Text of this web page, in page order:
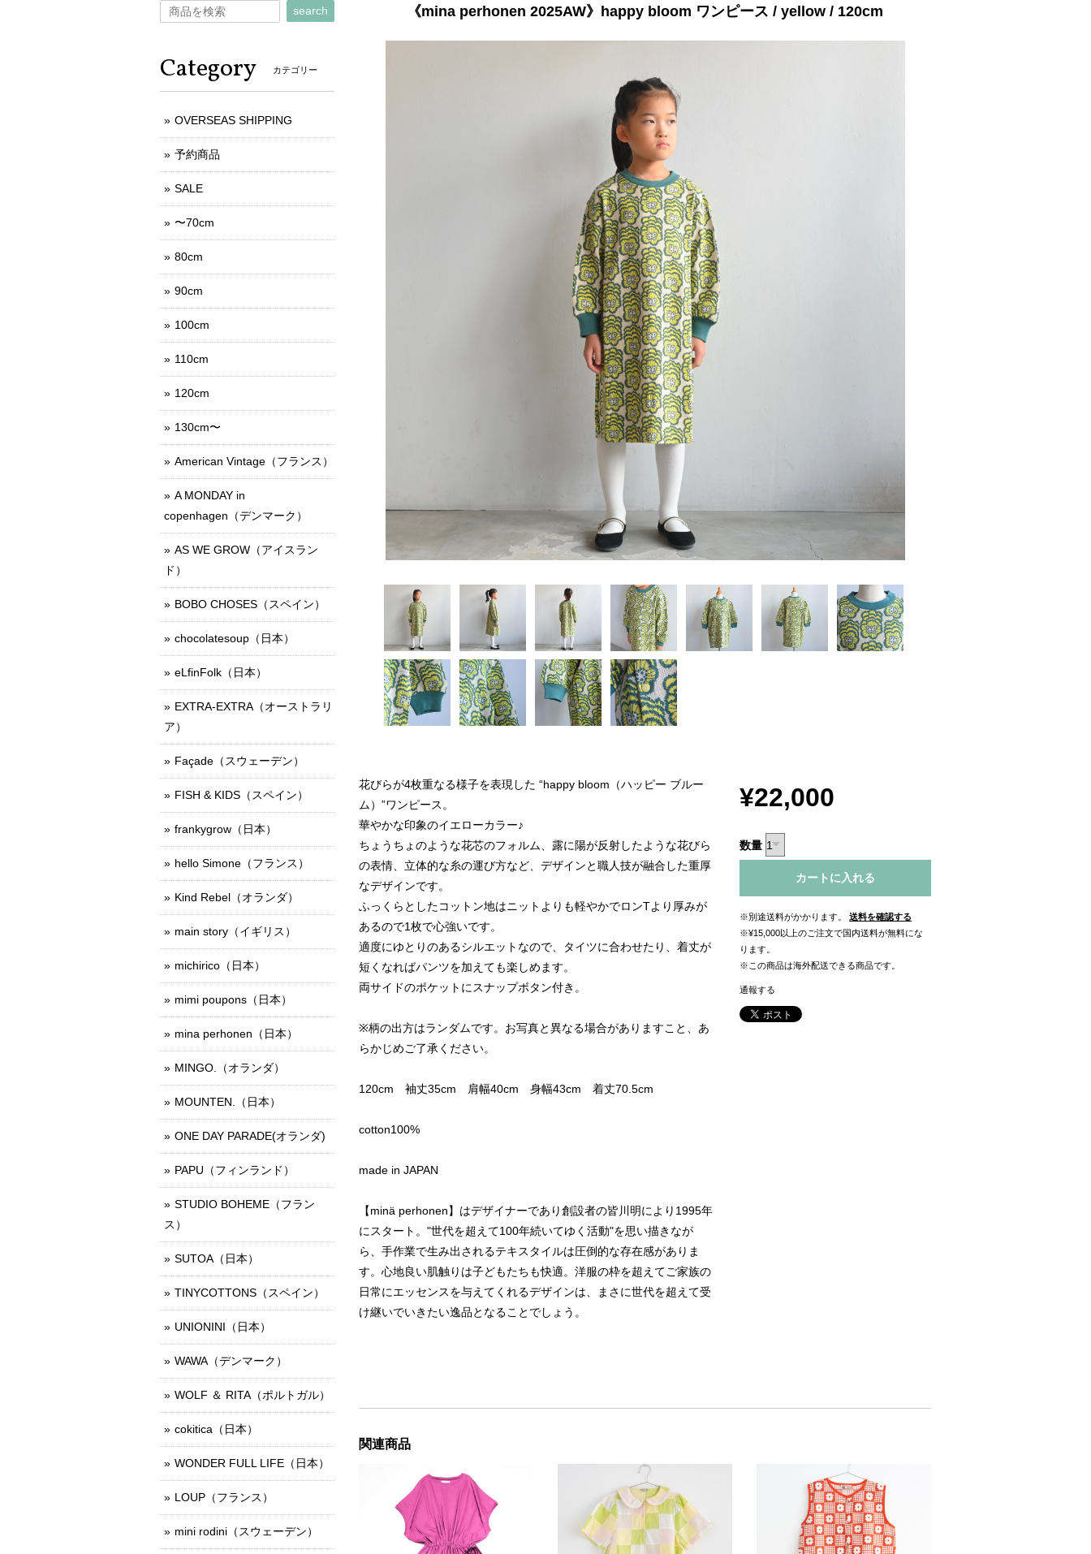
《mina perhonen 2025AW》happy bloom ワンピース / yellow / 120cm
花びらが4枚重なる様子を表現した “happy bloom（ハッピー ブルー
ム）”ワンピース。
華やかな印象のイエローカラー♪
ちょうちょのような花芯のフォルム、露に陽が反射したような花びら
の表情、立体的な糸の運び方など、デザインと職人技が融合した重厚
なデザインです。
ふっくらとしたコットン地はニットよりも軽やかでロンTより厚みが
あるので1枚で心強いです。
適度にゆとりのあるシルエットなので、タイツに合わせたり、着丈が
短くなればパンツを加えても楽しめます。
両サイドのポケットにスナップボタン付き。
※柄の出方はランダムです。お写真と異なる場合がありますこと、あ
らかじめご了承ください。
120cm 袖丈35cm 肩幅40cm 身幅43cm 着丈70.5cm
cotton100%
made in JAPAN
【minä perhonen】はデザイナーであり創設者の皆川明により1995年
にスタート。"世代を超えて100年続いてゆく活動"を思い描きなが
ら、手作業で生み出されるテキスタイルは圧倒的な存在感がありま
す。心地良い肌触りは子どもたちも快適。洋服の枠を超えてご家族の
日常にエッセンスを与えてくれるデザインは、まさに世代を超えて受
け継いでいきたい逸品となることでしょう。
¥22,000
数量
カートに入れる
※別途送料がかかります。
送料を確認する
※¥15,000以上のご注文で国内送料が無料にな
ります。
※この商品は海外配送できる商品です。
通報する
関連商品
search
Category カテゴリー
OVERSEAS SHIPPING
予約商品
SALE
〜70cm
80cm
90cm
100cm
110cm
120cm
130cm〜
American Vintage（フランス）
A MONDAY in
copenhagen（デンマーク）
AS WE GROW（アイスラン
ド）
BOBO CHOSES（スペイン）
chocolatesoup（日本）
eLfinFolk（日本）
EXTRA-EXTRA（オーストラリ
ア）
Façade（スウェーデン）
FISH & KIDS（スペイン）
frankygrow（日本）
hello Simone（フランス）
Kind Rebel（オランダ）
main story（イギリス）
michirico（日本）
mimi poupons（日本）
mina perhonen（日本）
MINGO.（オランダ）
MOUNTEN.（日本）
ONE DAY PARADE(オランダ)
PAPU（フィンランド）
STUDIO BOHEME（フラン
ス）
SUTOA（日本）
TINYCOTTONS（スペイン）
UNIONINI（日本）
WAWA（デンマーク）
WOLF ＆ RITA（ポルトガル）
cokitica（日本）
WONDER FULL LIFE（日本）
LOUP（フランス）
mini rodini（スウェーデン）